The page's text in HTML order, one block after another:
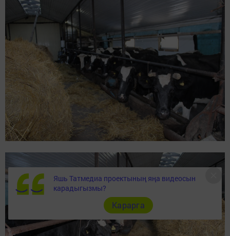
Яшь Татмедиа проектының яңа видеосын
карадыгызмы?
Карарга